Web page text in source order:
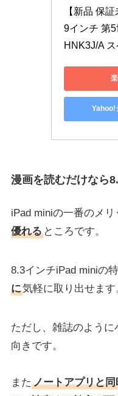
【新品 保
9インチ 第
HNK3J/A
Yahoo!
漫画を読むだけなら
iPad miniの一番のメリ
優れるところです。
8.3インチiPad miniの特
に気軽に取り出せます
ただし、雑誌のよう
向きです。
また ノートアプリと